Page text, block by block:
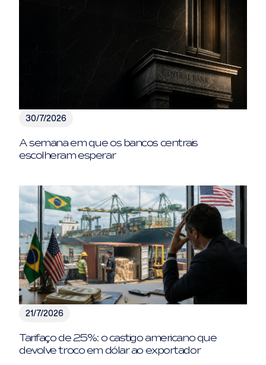
30/7/2026
A semana em que os bancos centrais
escolheram esperar
21/7/2026
Tarifaço de 25%: o castigo americano que
devolve troco em dólar ao exportador